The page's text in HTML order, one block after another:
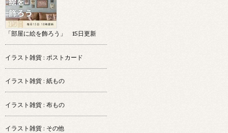
「部屋に絵を飾ろう」 15日更新
イラスト雑貨 : ポストカード
イラスト雑貨 : 紙もの
イラスト雑貨 : 布もの
イラスト雑貨 : その他